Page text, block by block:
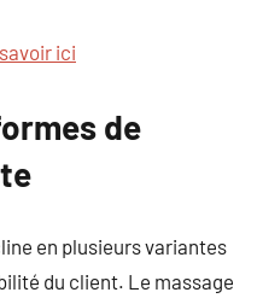
ici
de
en plusieurs variantes
du client. Le massage